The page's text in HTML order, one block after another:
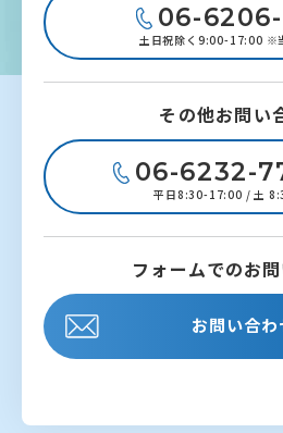
06-
土日祝除く9:00-17:00 ※
その他お問い
06-6232-
平日8:30-17:00 / 土
フォームでのお
お問い合わ